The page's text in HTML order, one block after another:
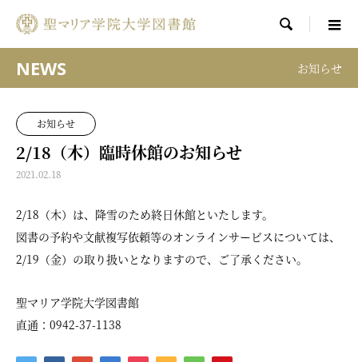

NEWS お知らせ
お知らせ
2/18（木）臨時休館のお知らせ
2021.02.18
2/18（木）は、降雪のため終日休館といたします。
図書の予約や文献複写依頼等のオンラインサービスについては、
2/19（金）の取り扱いとなりますので、ご了承ください。
聖マリア学院大学図書館
直通：0942-37-1138